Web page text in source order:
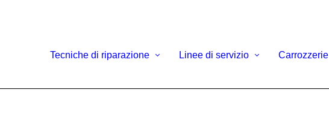
Tecniche di riparazione Linee di servizio Carrozzerie